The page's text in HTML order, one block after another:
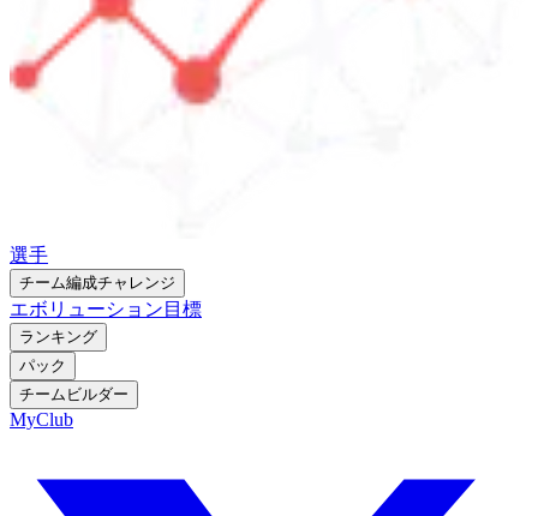
選手
チーム編成チャレンジ
エボリューション 目標
ランキング
パック
チームビルダー
MyClub